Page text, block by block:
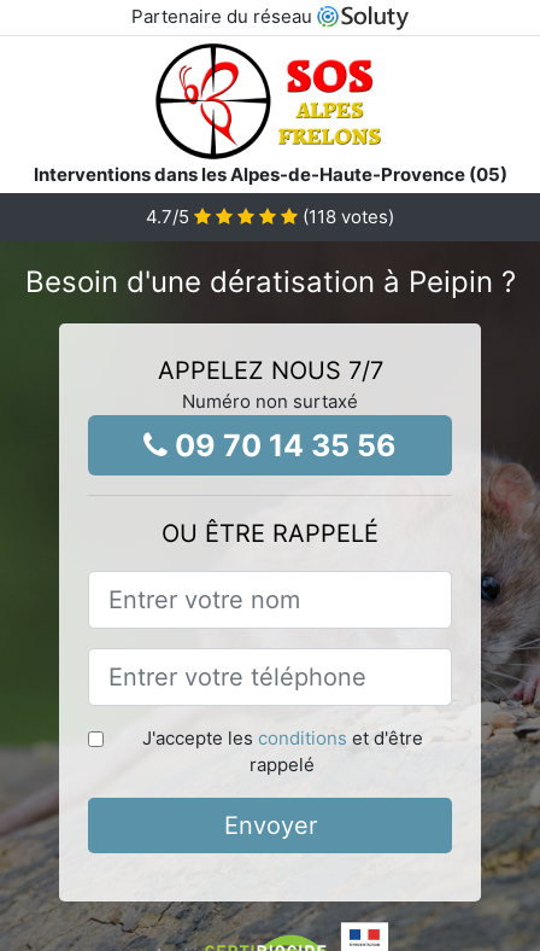
Partenaire du réseau
Interventions dans les Alpes-de-Haute-Provence (05)
4.7/5 (118 votes)
Besoin d'une dératisation à Peipin ?
APPELEZ NOUS 7/7
Numéro non surtaxé
09 70 14 35 56
OU ÊTRE RAPPELÉ
J'accepte les conditions et d'être
rappelé
Envoyer